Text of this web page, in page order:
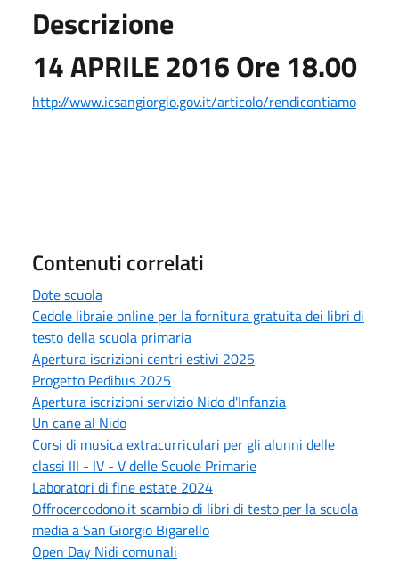
Descrizione
14 APRILE 2016 Ore 18.00
http://www.icsangiorgio.gov.it/articolo/rendicontiamo
Contenuti correlati
Dote scuola
Cedole libraie online per la fornitura gratuita dei libri di
testo della scuola primaria
Apertura iscrizioni centri estivi 2025
Progetto Pedibus 2025
Apertura iscrizioni servizio Nido d'Infanzia
Un cane al Nido
Corsi di musica extracurriculari per gli alunni delle
classi III - IV - V delle Scuole Primarie
Laboratori di fine estate 2024
Offrocercodono.it scambio di libri di testo per la scuola
media a San Giorgio Bigarello
Open Day Nidi comunali